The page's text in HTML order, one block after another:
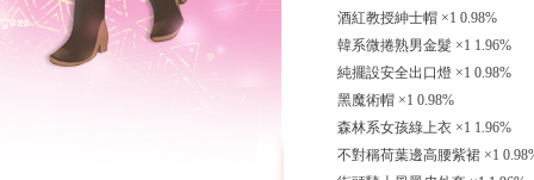
酒紅教授紳士帽 ×1 0.98%
韓系微捲熟男金髮 ×1 1.96%
純擺設安全出口燈 ×1 0.98%
黑魔術帽 ×1 0.98%
森林系女孩綠上衣 ×1 1.96%
不對稱荷葉邊高腰紫裙 ×1